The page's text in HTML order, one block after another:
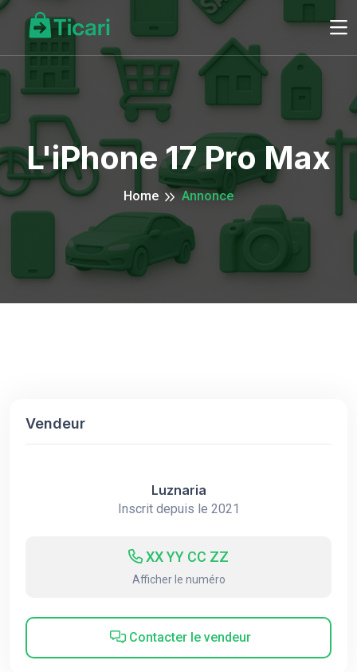
L'iPhone 17 Pro Max
Home Annonce
Vendeur
Luznaria
Inscrit depuis le 2021
XX YY CC ZZ
Afficher le numéro
Contacter le vendeur